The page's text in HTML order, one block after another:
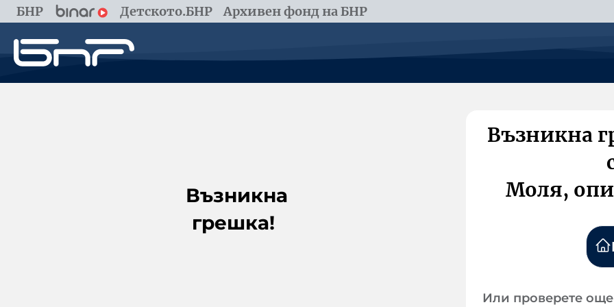
БНР Детското.БНР Архивен фонд на БНР
Възникна
грешка!
Възникна
Моля,
Или проверете